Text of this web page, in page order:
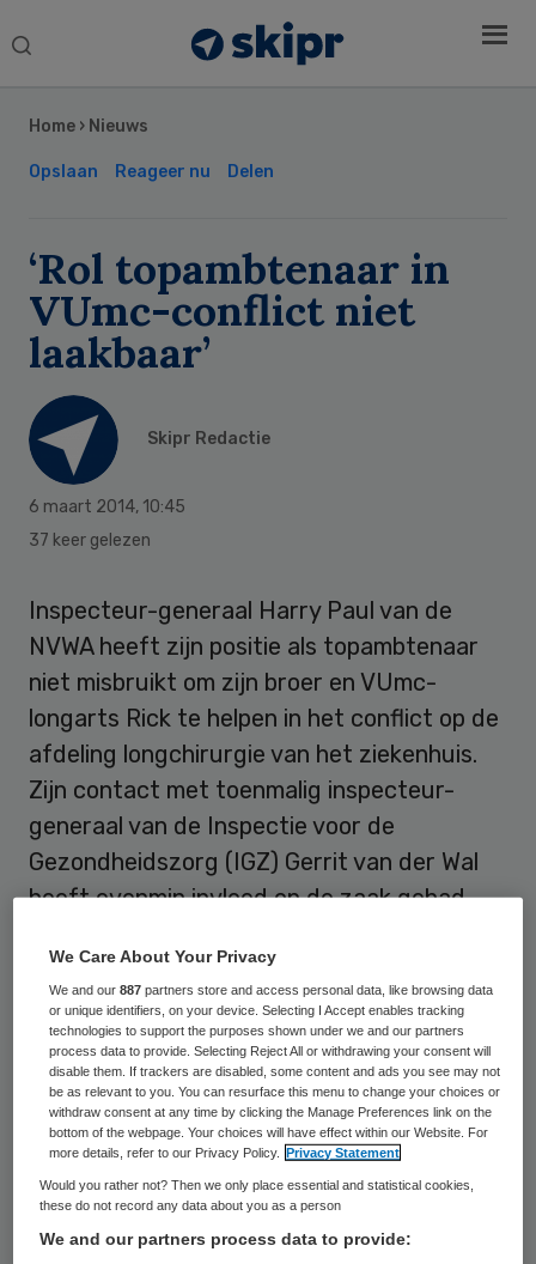
Search
Home › Nieuws
Opslaan Reageer nu Delen
‘Rol topambtenaar in
VUmc-conflict niet
laakbaar’
Skipr Redactie
6 maart 2014, 10:45
37 keer gelezen
Inspecteur-generaal Harry Paul van de
NVWA heeft zijn positie als topambtenaar
niet misbruikt om zijn broer en VUmc-
longarts Rick te helpen in het conflict op de
afdeling longchirurgie van het ziekenhuis.
Zijn contact met toenmalig inspecteur-
generaal van de Inspectie voor de
Gezondheidszorg (IGZ) Gerrit van der Wal
heeft evenmin invloed op de zaak gehad.
op Kamervragen van SP-lid Henk van
Gerven.
Van Gerven reageert met zijn vragen
op berichtgeving van radioprogramma
Argos. In de uitzending van 31 januari 2014
zeiden twee hoogleraren dat
Paul zijn
invloedrijke positie heeft misbruikt
broer te helpen in het conflict tussen
Sidebar
We Care About Your Privacy
We and our887 partners store and access personal data, like browsing data
or unique identifiers, on your device. Selecting I Accept enables tracking
technologies to support the purposes shown under we and our partners
process data to provide. Selecting Reject All or withdrawing your consent will
disable them. If trackers are disabled, some content and ads you see may not
be as relevant to you. You can resurface this menu to change your choices or
withdraw consent at any time by clicking the Manage Preferences link on the
bottom of the webpage. Your choices will have effect within our Website. For
more details, refer to our Privacy Policy.
Privacy Statement
Would you rather not? Then we only place essential and statistical cookies,
these do not record any data about you as a person
We and our partners process data to provide: